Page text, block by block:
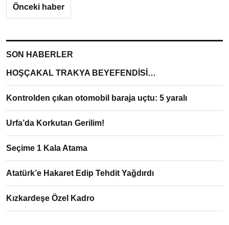
Önceki haber
SON HABERLER
HOŞÇAKAL TRAKYA BEYEFENDİSİ…
Kontrolden çıkan otomobil baraja uçtu: 5 yaralı
Urfa’da Korkutan Gerilim!
Seçime 1 Kala Atama
Atatürk’e Hakaret Edip Tehdit Yağdırdı
Kızkardeşe Özel Kadro